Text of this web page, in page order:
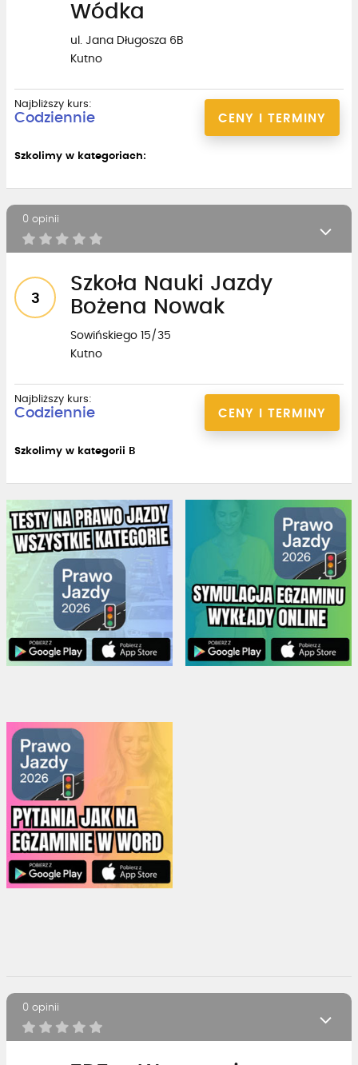
Wódka
ul. Jana Długosza 6B
Kutno
CENY I TERMINY
Najbliższy kurs:
Codziennie
Szkolimy w kategoriach:
0 opinii
3
Szkoła Nauki Jazdy
Bożena Nowak
Sowińskiego 15/35
Kutno
CENY I TERMINY
Najbliższy kurs:
Codziennie
Szkolimy w kategorii B
0 opinii